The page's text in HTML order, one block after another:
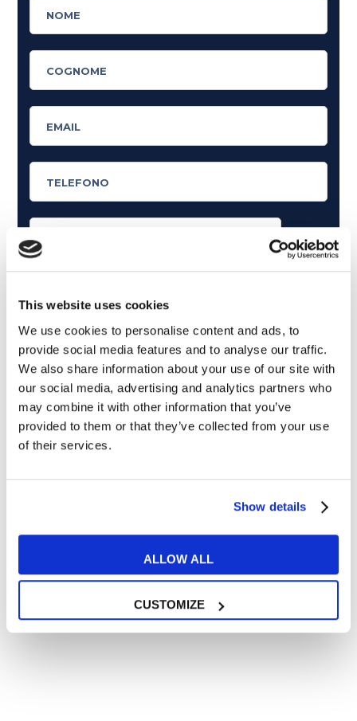
This website uses cookies
We use cookies to personalise content and ads, to
provide social media features and to analyse our traffic.
We also share information about your use of our site with
our social media, advertising and analytics partners who
may combine it with other information that you’ve
provided to them or that they’ve collected from your use
of their services.
Show details
ALLOW ALL
CUSTOMIZE
Articoli dedicati alla grammatica inglese
Articoli dedicati a inglese nel mondo del lavoro
Articoli con tips e new sulla lingua inglese
Articoli divertenti su film e musica
In quanto di età superiore ai 16 anni, dichiaro di acconsentire
al trattamento dei miei dati personali in conformità
all’informativa privacy.
Desidero ricevere comunicazioni commerciali e promozionali